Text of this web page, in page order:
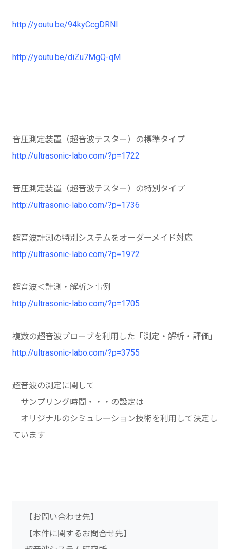
http://youtu.be/94kyCcgDRNI
http://youtu.be/diZu7MgQ-qM
音圧測定装置（超音波テスター）の標準タイプ
http://ultrasonic-labo.com/?p=1722
音圧測定装置（超音波テスター）の特別タイプ
http://ultrasonic-labo.com/?p=1736
超音波計測の特別システムをオーダーメイド対応
http://ultrasonic-labo.com/?p=1972
超音波＜計測・解析＞事例
http://ultrasonic-labo.com/?p=1705
複数の超音波プローブを利用した「測定・解析・評価」
http://ultrasonic-labo.com/?p=3755
超音波の測定に関して
サンプリング時間・・・の設定は
オリジナルのシミュレーション技術を利用して決定し
ています
【お問い合わせ先】
【本件に関するお問合せ先】